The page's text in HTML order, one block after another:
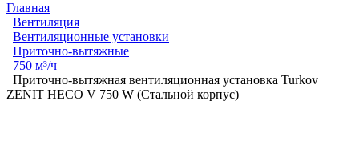
Главная
Вентиляция
Вентиляционные установки
Приточно-вытяжные
750 м³/ч
Приточно-вытяжная вентиляционная установка Turkov
ZENIT HECO V 750 W (Стальной корпус)